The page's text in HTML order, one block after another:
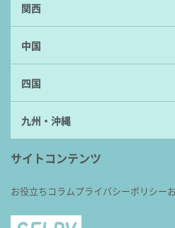
関西
中国
四国
九州・沖縄
サイトコンテンツ
お役立ちコラムプライバシーポリシー